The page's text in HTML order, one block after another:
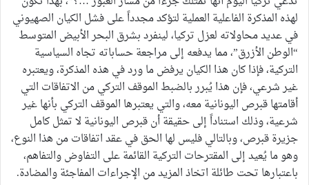
لهذه المذكرة الفاعلية العملية لتؤكد مجدداً على فشل الكيان الصهيوني
في عديد محاولاته لعزل تركيا، لينفرد بشرق البحر الأبيض المتوسط
“الوطن الأزرق”، مما يدفعه إلى مراجعة حساباته تجاه السياسية
التركية، فإذا كان هذا الكيان يرفض ما ورد في هذه المذكرة، ويعتبره
غير شرعي، فإن هذا يُبرر بالضبط الموقف التركي من الاتفاقات التي
أقامتها قبرص اليونانية معه، والتي يعتبرها الموقف التركي بأنها غير
شرعية، وذلك استناداً إلى حقيقة أن قبرص اليونانية لا تمثل كامل
جزيرة قبرص، وبالتالي فليس لها الحق في عقد اتفاقات من هذا النوع،
وهو ما يُعيد إلى المقترحات التركية القائمة على التفاوض والتفاهم،
باعتبارها تحت طائلة اتخاذ المزيد من الإجراءات المفاجئة والمضادة.